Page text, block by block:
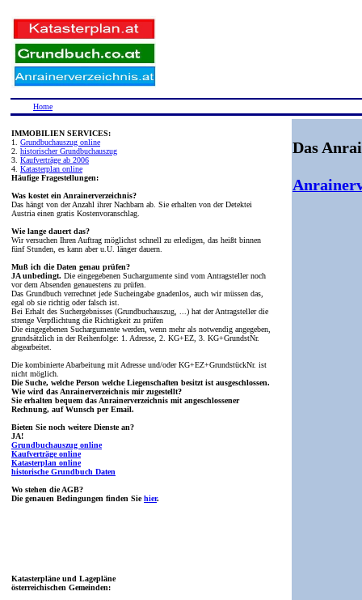
Home
IMMOBILIEN SERVICES:
1. Grundbuchauszug online
2. historischer Grundbuchauszug
3. Kaufverträge ab 2006
4. Katasterplan online
Häufige Fragestellungen:
Was kostet ein Anrainerverzeichnis?
Das hängt von der Anzahl ihrer Nachbarn ab. Sie erhalten von der Detektei
Austria einen gratis Kostenvoranschlag.
Wie lange dauert das?
Wir versuchen Ihren Auftrag möglichst schnell zu erledigen, das heißt binnen
fünf Stunden, es kann aber u.U. länger dauern.
Muß ich die Daten genau prüfen?
JA unbedingt. Die eingegebenen Suchargumente sind vom Antragsteller noch
vor dem Absenden genauestens zu prüfen.
Das Grundbuch verrechnet jede Sucheingabe gnadenlos, auch wir müssen das,
egal ob sie richtig oder falsch ist.
Bei Erhalt des Suchergebnisses (Grundbuchauszug, ...) hat der Antragsteller die
strenge Verpflichtung die Richtigkeit zu prüfen
Die eingegebenen Suchargumente werden, wenn mehr als notwendig angegeben,
grundsätzlich in der Reihenfolge: 1. Adresse, 2. KG+EZ, 3. KG+GrundstNr.
abgearbeitet.
Die kombinierte Abarbeitung mit Adresse und/oder KG+EZ+GrundstückNr. ist
nicht möglich.
Die Suche, welche Person welche Liegenschaften besitzt ist ausgeschlossen.
Wie wird das Anrainerverzeichnis mir zugestellt?
Sie erhalten bequem das Anrainerverzeichnis mit angeschlossener
Rechnung, auf Wunsch per Email.
Bieten Sie noch weitere Dienste an?
JA!
Grundbuchauszug online
Kaufverträge online
Katasterplan online
historische Grundbuch Daten
Wo stehen die AGB?
Die genauen Bedingungen finden Siehier.
Katasterpläne und Lagepläne
österreichischen Gemeinden:
Das